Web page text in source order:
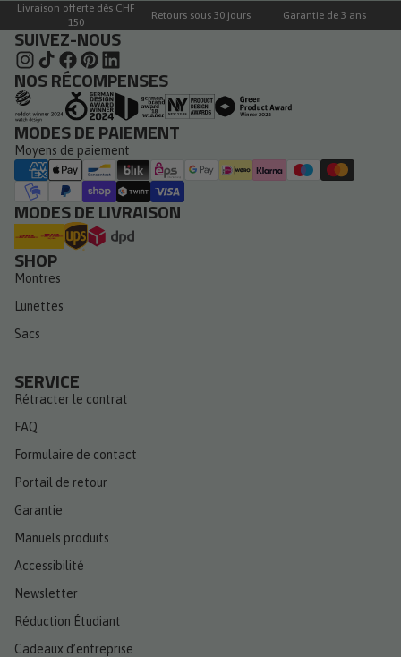
Livraison offerte dès CHF
150
Retours sous 30 jours Garantie de 3 ans
SUIVEZ-NOUS
NOS RÉCOMPENSES
MODES DE PAIEMENT
Moyens de paiement
MODES DE LIVRAISON
SHOP
Montres
Lunettes
Sacs
SERVICE
Rétracter le contrat
FAQ
Formulaire de contact
Portail de retour
Garantie
Manuels produits
Accessibilité
Newsletter
Réduction Étudiant
Cadeaux d’entreprise